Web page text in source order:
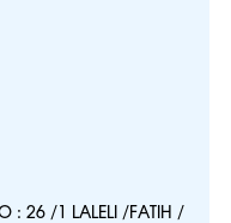
: 26 /1 LALELI /FATIH /